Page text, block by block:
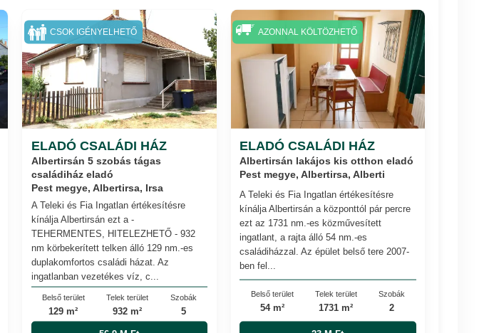
ELADÓ CSALÁDI HÁZ
Albertirsán 5 szobás tágas
családiház eladó
Pest megye, Albertirsa, Irsa
A Teleki és Fia Ingatlan értékesítésre
kínálja Albertirsán ezt a -
TEHERMENTES, HITELEZHETŐ - 932
nm körbekerített telken álló 129 nm.-es
duplakomfortos családi házat. Az
ingatlanban vezetékes víz, c...
Belső terület
129 m²
Telek terület
932 m²
Szobák
5
CSOK IGÉNYELHETŐ
ELADÓ CSALÁDI HÁZ
Albertirsán lakájos kis otthon eladó
Pest megye, Albertirsa, Alberti
A Teleki és Fia Ingatlan értékesítésre
kínálja Albertirsán a központtól pár percre
ezt az 1731 nm.-es közművesített
ingatlant, a rajta álló 54 nm.-es
családiházzal. Az épület belső tere 2007-
ben fel...
Belső terület
54 m²
Telek terület
1731 m²
Szobák
2
AZONNAL KÖLTÖZHETŐ